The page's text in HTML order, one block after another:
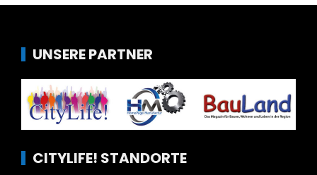
UNSERE PARTNER
CITYLIFE! STANDORTE